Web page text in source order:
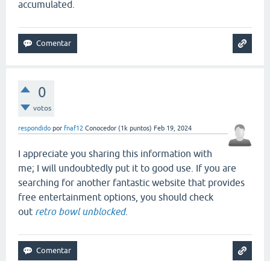
accumulated.
0
votos
respondido por fnaf12 Conocedor (1k puntos) Feb 19, 2024
I appreciate you sharing this information with
me; I will undoubtedly put it to good use. If you are
searching for another fantastic website that provides
free entertainment options, you should check
out retro bowl unblocked.